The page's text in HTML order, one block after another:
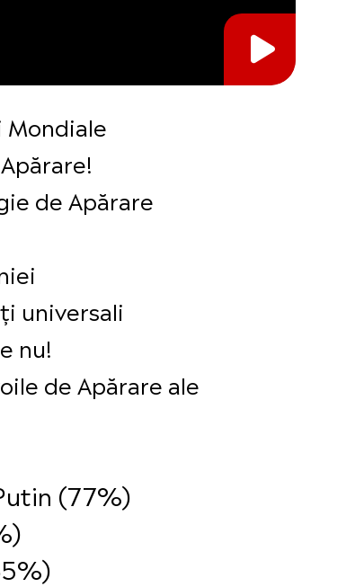
Mondiale
de Apărare
universali
nu!
de Apărare ale
(77%)